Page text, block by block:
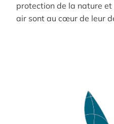
protection de la nature
air sont au cœur de leur